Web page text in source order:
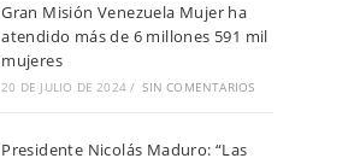
Gran Misión Venezuela Mujer ha
atendido más de 6 millones 591 mil
mujeres
20 DE JULIO DE 2024 / SIN COMENTARIOS
Presidente Nicolás Maduro: “Las